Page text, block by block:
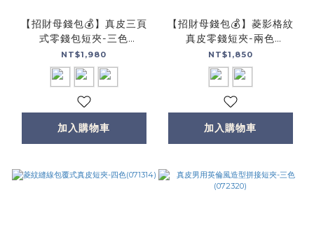
【招財母錢包💰】真皮三頁
式零錢包短夾-三色
(075137)
NT$1,980
加入購物車
【招財母錢包💰】菱影格紋
真皮零錢短夾-兩色
(072889)
NT$1,850
加入購物車